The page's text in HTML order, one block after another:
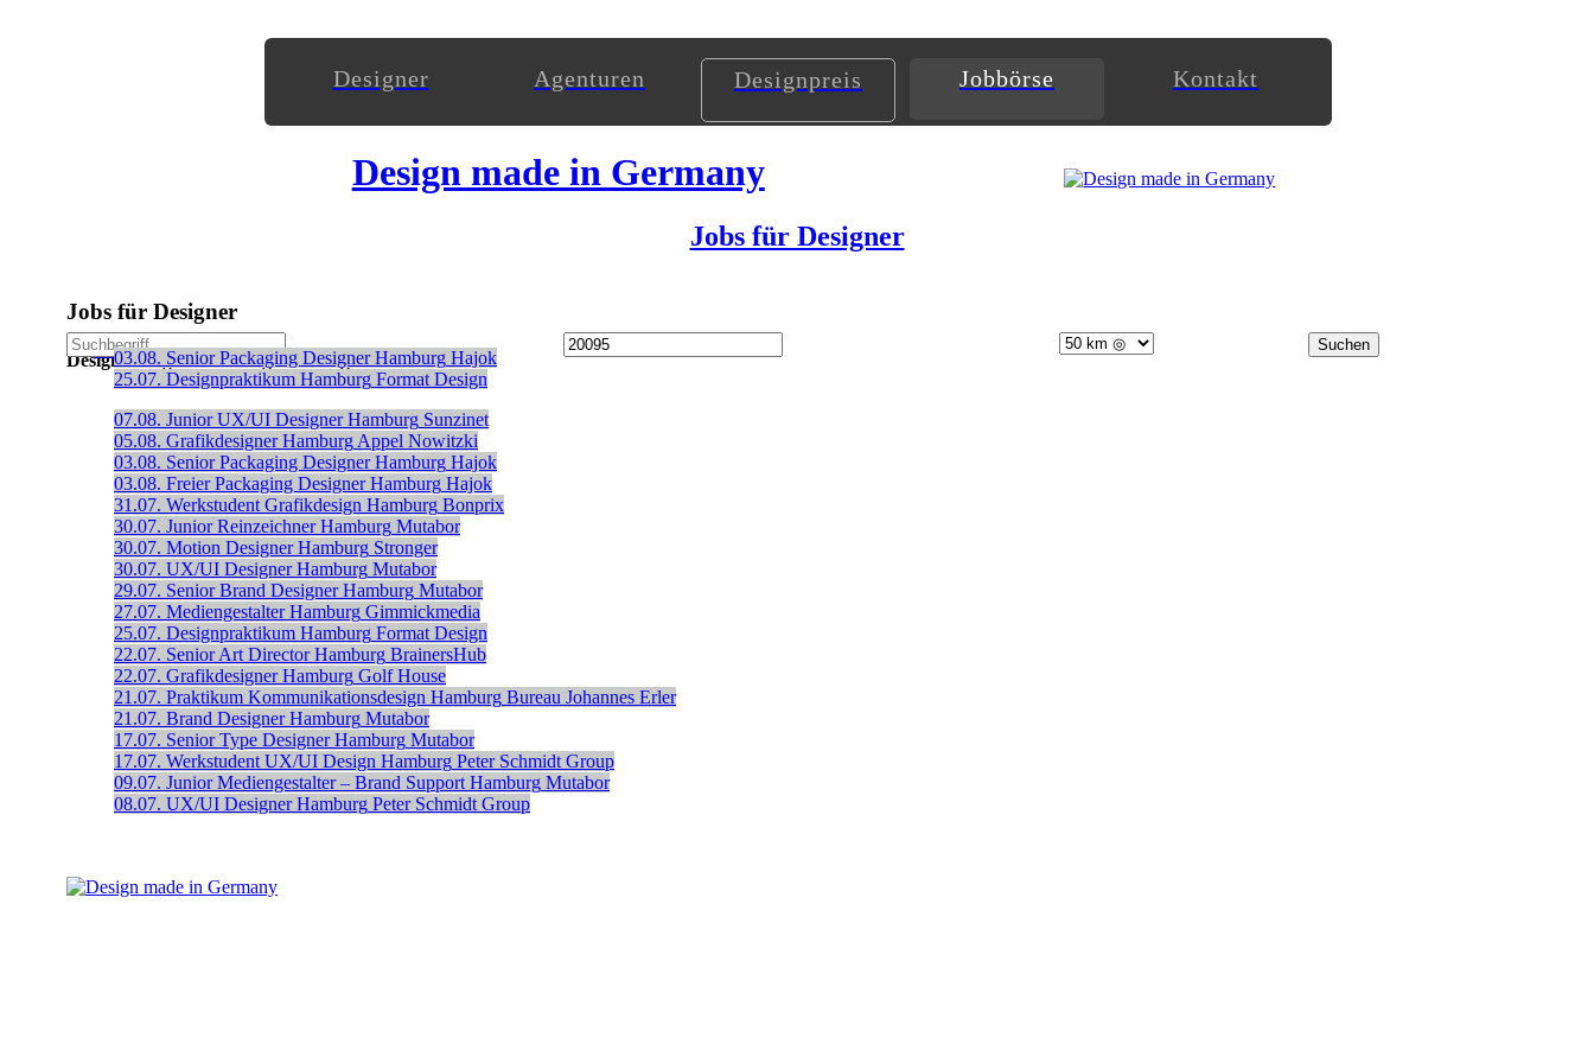
Designer Agenturen Designpreis Jobbörse Kontakt
Design made in Germany
Jobs für Designer
Jobs für Designer
Designanzeigen ohne Registrierung veröffentlichen
Stellenanzeige schalten
03.08. Senior Packaging Designer Hamburg Hajok
25.07. Designpraktikum Hamburg Format Design
07.08. Junior UX/UI Designer Hamburg Sunzinet
05.08. Grafikdesigner Hamburg Appel Nowitzki
03.08. Senior Packaging Designer Hamburg Hajok
03.08. Freier Packaging Designer Hamburg Hajok
31.07. Werkstudent Grafikdesign Hamburg Bonprix
30.07. Junior Reinzeichner Hamburg Mutabor
30.07. Motion Designer Hamburg Stronger
30.07. UX/UI Designer Hamburg Mutabor
29.07. Senior Brand Designer Hamburg Mutabor
27.07. Mediengestalter Hamburg Gimmickmedia
25.07. Designpraktikum Hamburg Format Design
22.07. Senior Art Director Hamburg BrainersHub
22.07. Grafikdesigner Hamburg Golf House
21.07. Praktikum Kommunikationsdesign Hamburg Bureau Johannes Erler
21.07. Brand Designer Hamburg Mutabor
17.07. Senior Type Designer Hamburg Mutabor
17.07. Werkstudent UX/UI Design Hamburg Peter Schmidt Group
09.07. Junior Mediengestalter – Brand Support Hamburg Mutabor
08.07. UX/UI Designer Hamburg Peter Schmidt Group